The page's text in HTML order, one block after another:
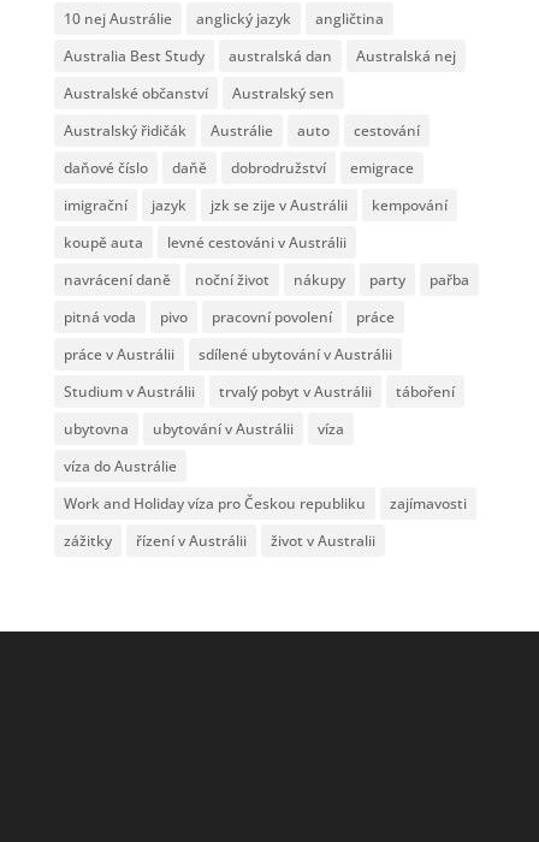
10 nej Austrálie anglický jazyk
angličtina
Australia Best Study
australská dan
Australská nej
Australské občanství
Australský sen
Australský řidičák
Austrálie auto
cestování
daňové číslo
daňě dobrodružství
emigrace
imigrační
jazyk jzk se zije v Austrálii
kempování
koupě auta
levné cestováni v Austrálii
navrácení daně
noční život nákupy party
pařba
pitná voda
pivo pracovní povolení
práce
práce v Austrálii
sdílené ubytování v Austrálii
Studium v Austrálii
trvalý pobyt v Austrálii
táboření
ubytovna
ubytování v Austrálii
víza
víza do Austrálie
Work and Holiday víza pro Českou republiku
zajímavosti
zážitky
řízení v Austrálii život v Australii